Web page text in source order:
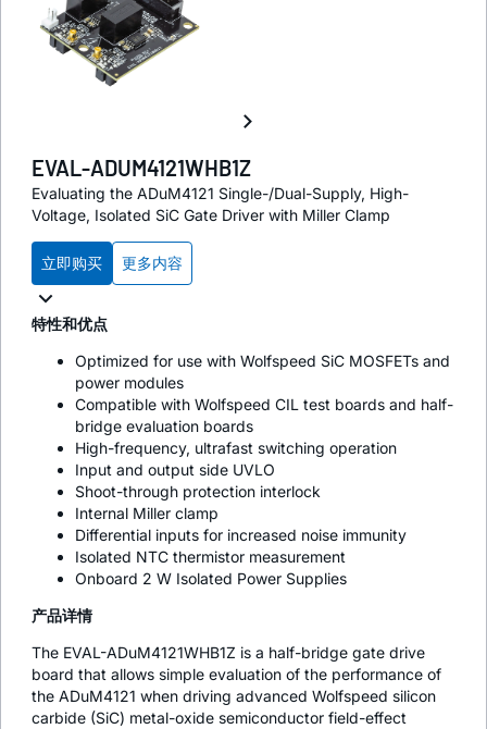
EVAL-ADUM4121WHB1Z
Evaluating the ADuM4121 Single-/Dual-Supply, High-
Voltage, Isolated SiC Gate Driver with Miller Clamp
立即购买 更多内容
特性和优点
Optimized for use with Wolfspeed SiC MOSFETs and
power modules
Compatible with Wolfspeed CIL test boards and half-
bridge evaluation boards
High-frequency, ultrafast switching operation
Input and output side UVLO
Shoot-through protection interlock
Internal Miller clamp
Differential inputs for increased noise immunity
Isolated NTC thermistor measurement
Onboard 2 W Isolated Power Supplies
产品详情
The EVAL-ADuM4121WHB1Z is a half-bridge gate drive
board that allows simple evaluation of the performance of
the ADuM4121 when driving advanced Wolfspeed silicon
carbide (SiC) metal-oxide semiconductor field-effect